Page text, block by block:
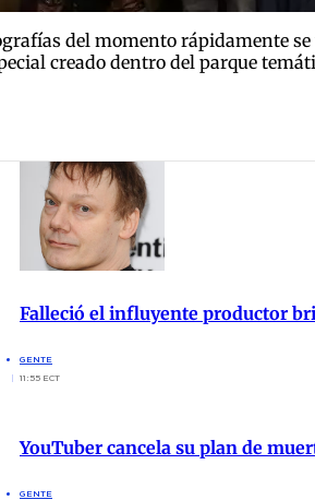
del momento rápidamente
creado dentro del parque
Falleció el influyente productor
GENTE
11:55 ECT
YouTuber cancela su plan de
GENTE